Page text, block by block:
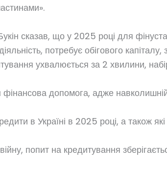
сказав, що у 2025 році для
потребує обігового капіталу,
ухвалюється за 2 хвилини,
допомога, адже навколишній
в Україні в 2025 році, а також
попит на кредитування